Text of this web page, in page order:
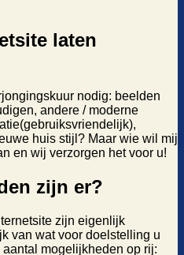
laten
nodig: beelden
andere / moderne
huis stijl? Maar wie wil mij
en wij verzorgen het voor u!
zijn er?
zijn eigenlijk
van wat voor doelstelling u
mogelijkheden op rij: